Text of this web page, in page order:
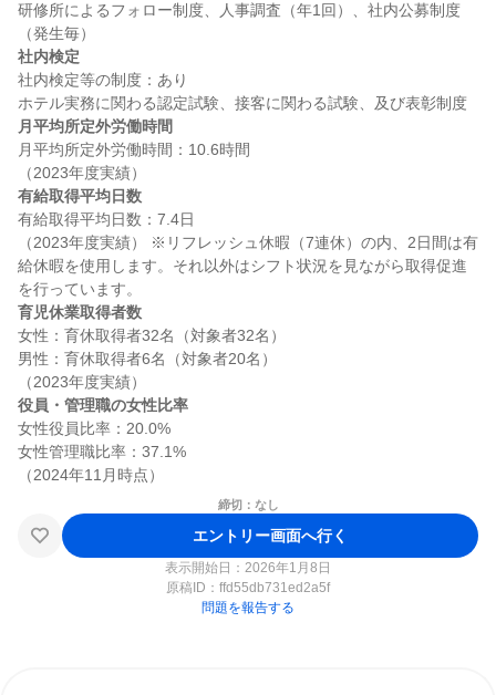
研修所によるフォロー制度、人事調査（年1回）、社内公募制度
社内検定
社内検定等の制度：あり
月平均所定外労働時間
月平均所定外労働時間：10.6時間
有給取得平均日数
有給取得平均日数：7.4日
（2023年度実績） ※リフレッシュ休暇（7連休）の内、2日間は有
給休暇を使用します。それ以外はシフト状況を見ながら取得促進
育児休業取得者数
女性：育休取得者32名（対象者32名）
男性：育休取得者6名（対象者20名）
役員・管理職の女性比率
女性役員比率：20.0%
女性管理職比率：37.1%
締切：なし
エントリー画面へ行く
表示開始日：2026年1月8日
原稿ID： ffd55db731ed2a5f
問題を報告する